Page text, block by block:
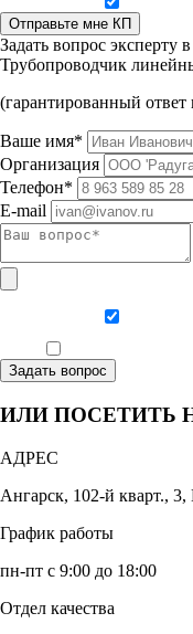
Отправьте мне КП
Задать вопрос эксперту
Трубопроводчик
(гарантированный ответ
Ваше имя*
Организация
Телефон*
E-mail
Задать вопрос
ИЛИ ПОСЕТИТЬ
АДРЕС
Ангарск, 102-й кварт., 3,
График работы
пн-пт с 9:00 до 18:00
Отдел качества